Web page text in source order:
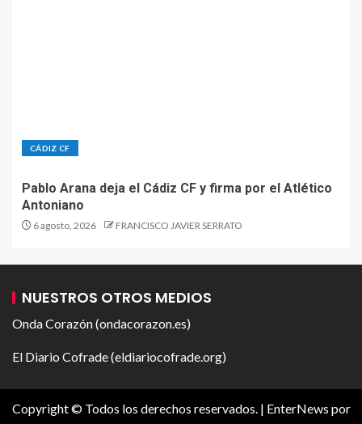
CÁDIZ CF
Pablo Arana deja el Cádiz CF y firma por el Atlético
Antoniano
6 agosto, 2026 FRANCISCO JAVIER SERRATO
NUESTROS OTROS MEDIOS
Onda Corazón (ondacorazon.es)
El Diario Cofrade (eldiariocofrade.org)
Copyright © Todos los derechos reservados. | EnterNews por